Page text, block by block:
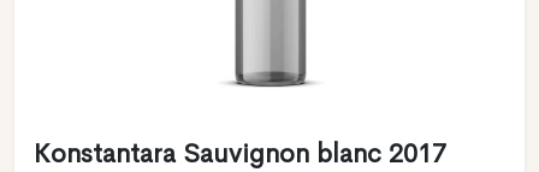
Konstantara Sauvignon blanc 2017